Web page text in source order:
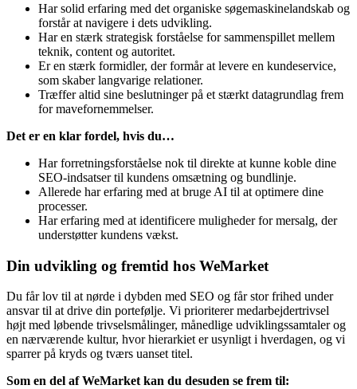
Har solid erfaring med det organiske søgemaskinelandskab og
forstår at navigere i dets udvikling.
Har en stærk strategisk forståelse for sammenspillet mellem
teknik, content og autoritet.
Er en stærk formidler, der formår at levere en kundeservice,
som skaber langvarige relationer.
Træffer altid sine beslutninger på et stærkt datagrundlag frem
for mavefornemmelser.
Det er en klar fordel, hvis du…
Har forretningsforståelse nok til direkte at kunne koble dine
SEO-indsatser til kundens omsætning og bundlinje.
Allerede har erfaring med at bruge AI til at optimere dine
processer.
Har erfaring med at identificere muligheder for mersalg, der
understøtter kundens vækst.
Din udvikling og fremtid hos WeMarket
Du får lov til at nørde i dybden med SEO og får stor frihed under
ansvar til at drive din portefølje. Vi prioriterer medarbejdertrivsel
højt med løbende trivselsmålinger, månedlige udviklingssamtaler og
en nærværende kultur, hvor hierarkiet er usynligt i hverdagen, og vi
sparrer på kryds og tværs uanset titel.
Som en del af WeMarket kan du desuden se frem til: